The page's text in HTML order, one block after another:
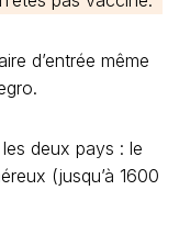
d’entrée même
deux pays : le
(jusqu’à 1600